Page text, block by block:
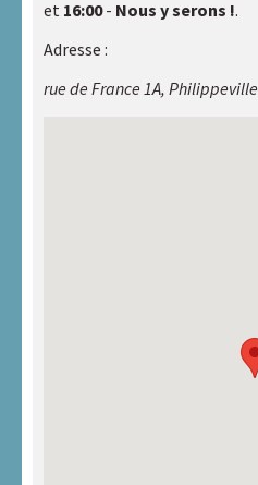
et 16:00- Nous y serons !.
Adresse :
rue de France 1A, Philippeville